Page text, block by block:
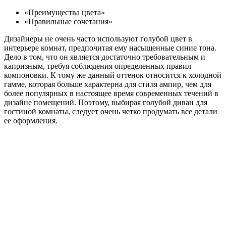
«Преимущества цвета»
«Правильные сочетания»
Дизайнеры не очень часто используют голубой цвет в
интерьере комнат, предпочитая ему насыщенные синие тона.
Дело в том, что он является достаточно требовательным и
капризным, требуя соблюдения определенных правил
компоновки. К тому же данный оттенок относится к холодной
гамме, которая больше характерна для стиля ампир, чем для
более популярных в настоящее время современных течений в
дизайне помещений. Поэтому, выбирая голубой диван для
гостиной комнаты, следует очень четко продумать все детали
ее оформления.